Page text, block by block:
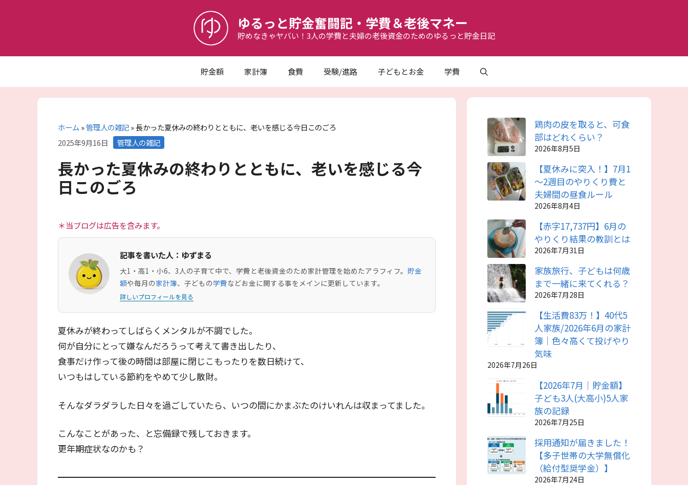
ツ
ゆるっと貯金奮闘記・学費＆老後マネー
貯めなきゃヤバい！3人の学費と夫婦の老後資金のためのゆるっと貯金日記
貯金額 家計簿 食費 受験/進路 子どもとお金 学費
ホーム»管理人の雑記»長かった夏休みの終わりとともに、老いを感じる今日このごろ
2025年9月16日 カ
テ
ゴ
リ
ー
管理人の雑記
長かった夏休みの終わりとともに、老いを感じる今
日このごろ
＊当ブログは広告を含みます。
記事を書いた人：ゆずまる
大1・高1・小6、3人の子育て中で、学費と老後資金のため家計管理を始めたアラフィフ。 貯金
額や毎月の家計簿、子どもの学費などお金に関する事をメインに更新しています。
詳しいプロフィールを見る
夏休みが終わってしばらくメンタルが不調でした。
何が自分にとって嫌なんだろうって考えて書き出したり、
食事だけ作って後の時間は部屋に閉じこもったりを数日続けて、
いつもはしている節約をやめて少し散財。
そんなダラダラした日々を過ごしていたら、いつの間にかまぶたのけいれんは収まってました。
こんなことがあった、と忘備録で残しておきます。
更年期症状なのかも？
鶏肉の皮を取ると、可食
部はどれくらい？
2026年8月5日
【夏休みに突入！】7月1
～2週目のやりくり費と
夫婦間の昼食ルール
2026年8月4日
【赤字17,737円】6月の
やりくり結果の教訓とは
2026年7月31日
家族旅行、子どもは何歳
まで一緒に来てくれる？
2026年7月28日
【生活費83万！】40代5
人家族/2026年6月の家計
簿｜色々高くて投げやり
気味
2026年7月26日
【2026年7月｜貯金額】
子ども3人(大高小)5人家
族の記録
2026年7月25日
採用通知が届きました！
【多子世帯の大学無償化
（給付型奨学金）】
2026年7月24日